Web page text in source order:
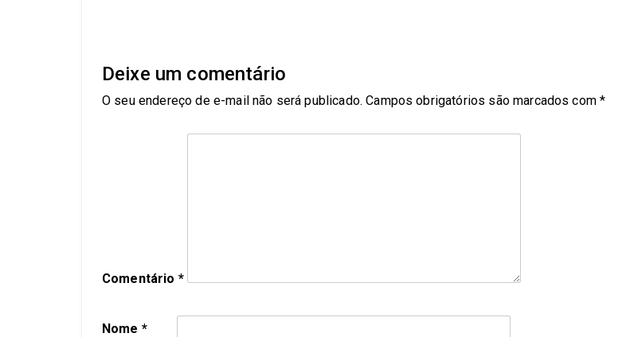
Deixe um comentário
O seu endereço de e-mail não será publicado. Campos obrigatórios são marcados com*
Comentário *
Nome *